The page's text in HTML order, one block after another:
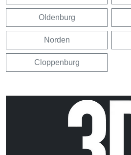
Oldenburg
Norden
Cloppenburg